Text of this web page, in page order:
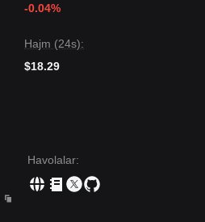
-0.04%
Hajm (24s):
$18.29
Havolalar: